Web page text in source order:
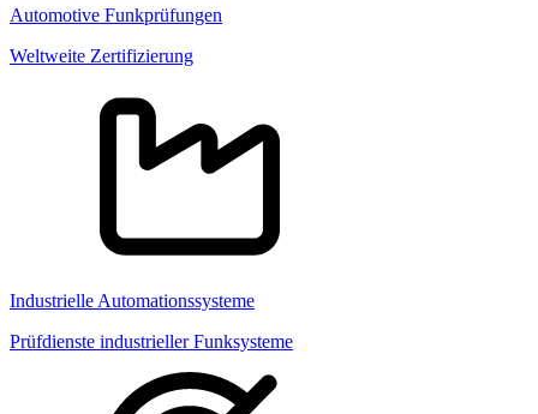
Automotive Funkprüfungen
Weltweite Zertifizierung
Industrielle Automationssysteme
Prüfdienste industrieller Funksysteme